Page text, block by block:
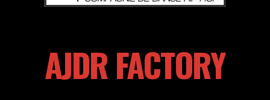
AJDR FACTORY